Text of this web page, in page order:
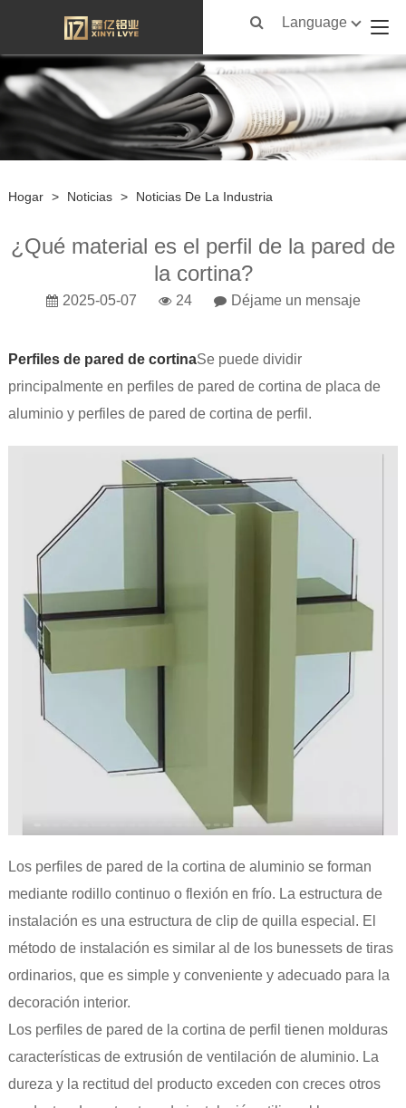
Language
Hogar > Noticias > Noticias De La Industria
¿Qué material es el perfil de la pared de
la cortina?
2025-05-07 24 Déjame un mensaje
Perfiles de pared de cortinaSe puede dividir
principalmente en perfiles de pared de cortina de placa de
aluminio y perfiles de pared de cortina de perfil.
Los perfiles de pared de la cortina de aluminio se forman
mediante rodillo continuo o flexión en frío. La estructura de
instalación es una estructura de clip de quilla especial. El
método de instalación es similar al de los bunessets de tiras
ordinarios, que es simple y conveniente y adecuado para la
decoración interior.
Los perfiles de pared de la cortina de perfil tienen molduras
características de extrusión de ventilación de aluminio. La
dureza y la rectitud del producto exceden con creces otros